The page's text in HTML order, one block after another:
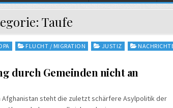
Taufe
FLUCHT / MIGRATION JUSTIZ
durch Gemeinden nicht an
steht die zuletzt schärfere Asylpolitik der